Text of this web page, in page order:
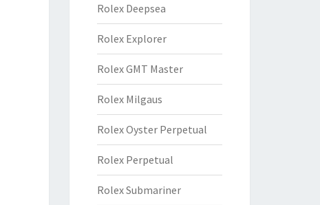
Rolex Deepsea
Rolex Explorer
Rolex GMT Master
Rolex Milgaus
Rolex Oyster Perpetual
Rolex Perpetual
Rolex Submariner